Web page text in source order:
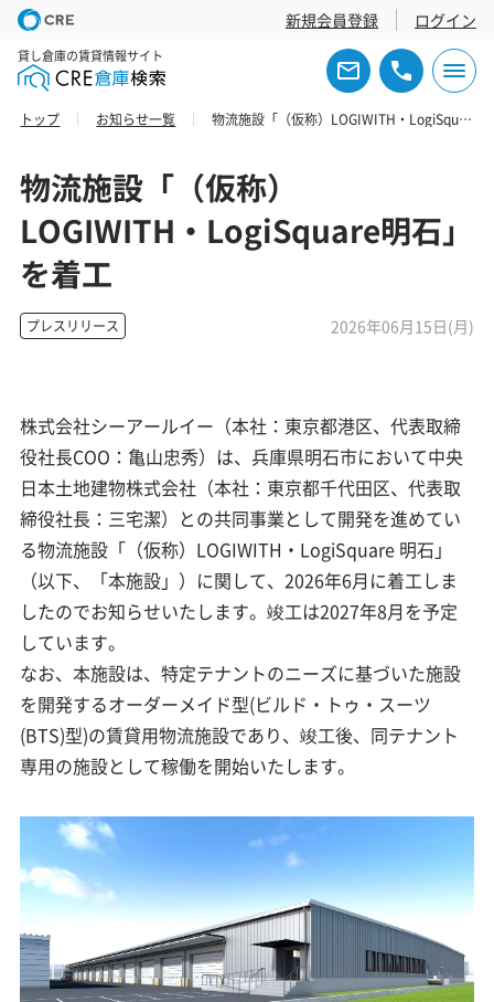
新規会員登録 ログイン
貸し倉庫の賃貸情報サイト
トップ お知らせ一覧 物流施設「（仮称）LOGIWITH・LogiSquare明石」を着工
物流施設「（仮称）
LOGIWITH・LogiSquare明石」
を着工
プレスリリース 2026年06月15日(月)
株式会社シーアールイー（本社：東京都港区、代表取締
役社長COO：亀山忠秀）は、兵庫県明石市において中央
日本土地建物株式会社（本社：東京都千代田区、代表取
締役社長：三宅潔）との共同事業として開発を進めてい
る物流施設「（仮称）LOGIWITH・LogiSquare 明石」
（以下、「本施設」）に関して、2026年6月に着工しま
したのでお知らせいたします。竣工は2027年8月を予定
しています。
なお、本施設は、特定テナントのニーズに基づいた施設
を開発するオーダーメイド型(ビルド・トゥ・スーツ
(BTS)型)の賃貸用物流施設であり、竣工後、同テナント
専用の施設として稼働を開始いたします。